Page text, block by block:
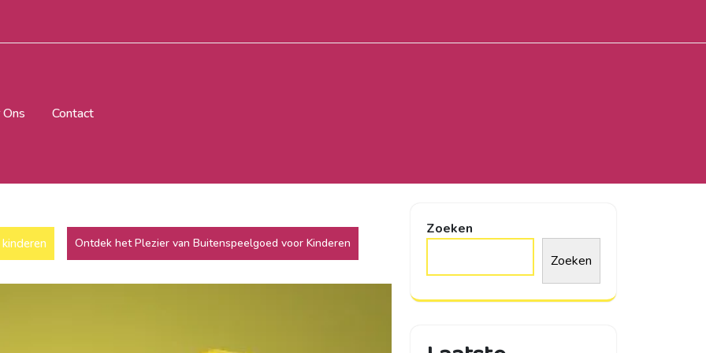
Contact
kinderen Ontdek het Plezier van Buitenspeelgoed voor Kinderen
Zoeken
Zoeken